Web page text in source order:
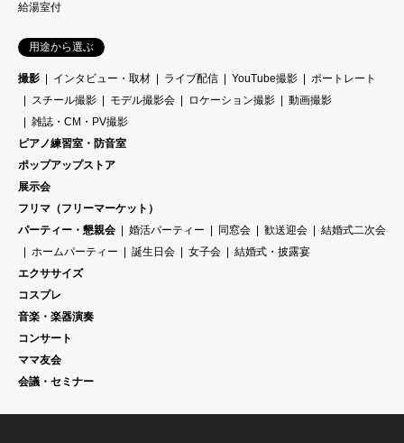
給湯室付
用途から選ぶ
撮影 インタビュー・取材 ライブ配信 YouTube撮影
ポートレート
スチール撮影
モデル撮影会 ロケーション撮影
動画撮影
雑誌・CM・PV撮影
ピアノ練習室・防音室
ポップアップストア
展示会
フリマ（フリーマーケット）
パーティー・懇親会
婚活パーティー 同窓会 歓送迎会
結婚式二次会
ホームパーティー
誕生日会 女子会
結婚式・披露宴
エクササイズ
コスプレ
音楽・楽器演奏
コンサート
ママ友会
会議・セミナー